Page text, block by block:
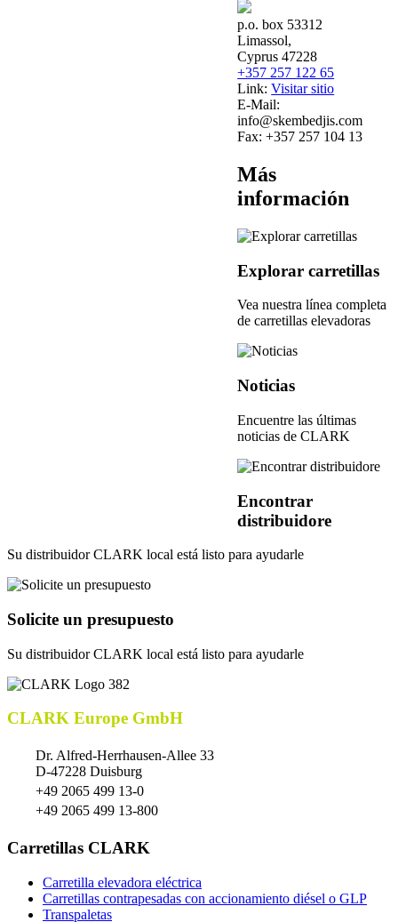
p.o. box 53312
Limassol,
Cyprus 47228
+357 257 122 65
Link:Visitar sitio
E-Mail:
info@skembedjis.com
Fax:+357 257 104 13
Más
información
Explorar carretillas
Vea nuestra línea completa
de carretillas elevadoras
Noticias
Encuentre las últimas
noticias de CLARK
Encontrar
distribuidore
Su distribuidor CLARK local está listo para ayudarle
Solicite un presupuesto
Su distribuidor CLARK local está listo para ayudarle
CLARK Europe GmbH
Dr. Alfred-Herrhausen-Allee 33
D-47228 Duisburg
+49 2065 499 13-0
+49 2065 499 13-800
Carretillas CLARK
Carretilla elevadora eléctrica
Carretillas contrapesadas con accionamiento diésel o GLP
Transpaletas